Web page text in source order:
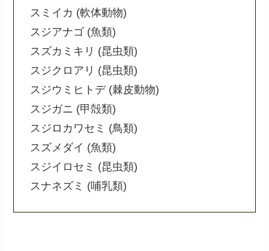
スミイカ (軟体動物)
スジアナゴ (魚類)
スズカミキリ (昆虫類)
スジクロアリ (昆虫類)
スジウミヒトデ (棘皮動物)
スジガニ (甲殻類)
スジロカワセミ (鳥類)
スズメダイ (魚類)
スジイロセミ (昆虫類)
スナネズミ (哺乳類)